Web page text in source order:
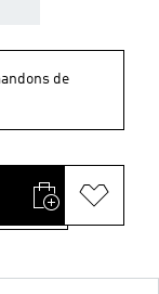
de